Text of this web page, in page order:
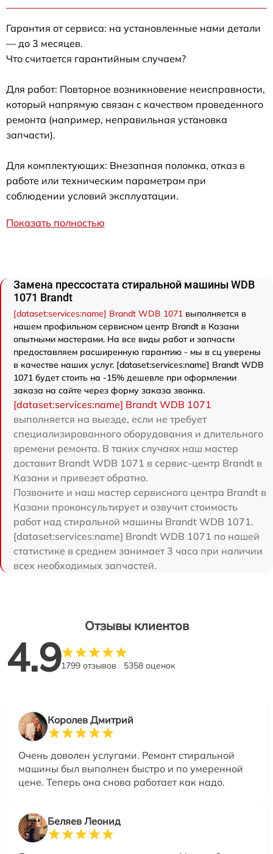
Гарантия от сервиса: на установленные нами детали
— до 3 месяцев.
Что считается гарантийным случаем?
Для работ: Повторное возникновение неисправности,
который напрямую связан с качеством проведенного
ремонта (например, неправильная установка
запчасти).
Для комплектующих: Внезапная поломка, отказ в
работе или техническим параметрам при
соблюдении условий эксплуатации.
Показать полностью
Замена прессостата стиральной машины WDB
1071 Brandt
[dataset:services:name] Brandt WDB 1071 выполняется в
нашем профильном сервисном центр Brandt в Казани
опытными мастерами. На все виды работ и запчасти
предоставляем расширенную гарантию - мы в сц уверены
в качестве наших услуг. [dataset:services:name] Brandt WDB
1071 будет стоить на -15% дешевле при оформлении
заказа на сайте через форму заказа звонка.
[dataset:services:name] Brandt WDB 1071
выполняется на выезде, если не требует
специализированного оборудования и длительного
времени ремонта. В таких случаях наш мастер
доставит Brandt WDB 1071 в сервис-центр Brandt в
Казани и привезет обратно.
Позвоните и наш мастер сервисного центра Brandt в
Казани проконсультирует и озвучит стоимость
работ над стиральной машины Brandt WDB 1071.
[dataset:services:name] Brandt WDB 1071 по нашей
статистике в среднем занимает 3 часа при наличии
всех необходимых запчастей.
Отзывы клиентов
4.91799 отзывов 5358 оценок
Королев Дмитрий
Очень доволен услугами. Ремонт стиральной
машины был выполнен быстро и по умеренной
цене. Теперь она снова работает как надо.
Беляев Леонид